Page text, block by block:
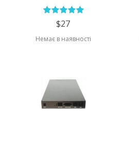
$27
Немає в наявності